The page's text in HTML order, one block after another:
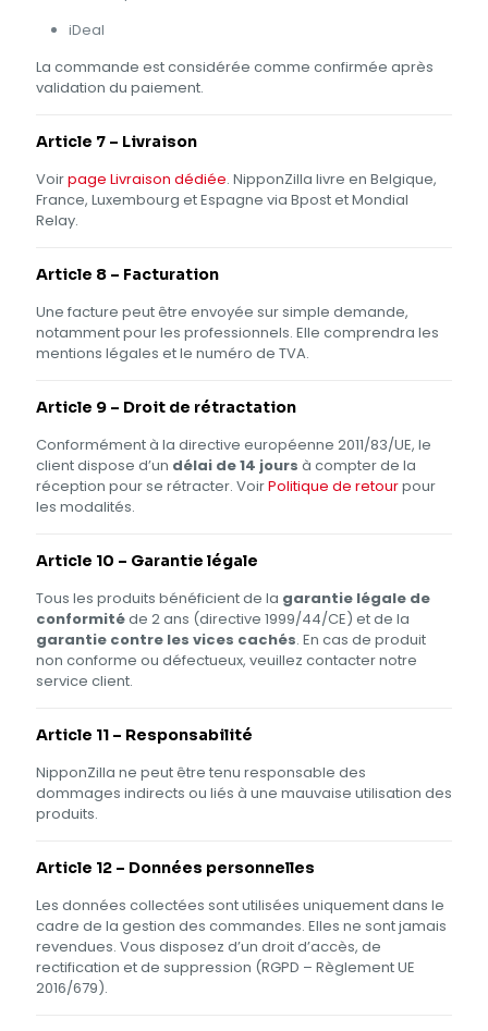
iDeal
La commande est considérée comme confirmée après
validation du paiement.
Article 7 – Livraison
Voirpage Livraison dédiée. NipponZilla livre en Belgique,
France, Luxembourg et Espagne via Bpost et Mondial
Relay.
Article 8 – Facturation
Une facture peut être envoyée sur simple demande,
notamment pour les professionnels. Elle comprendra les
mentions légales et le numéro de TVA.
Article 9 – Droit de rétractation
Conformément à la directive européenne 2011/83/UE, le
client dispose d’un délai de 14 jours à compter de la
réception pour se rétracter. VoirPolitique de retourpour
les modalités.
Article 10 – Garantie légale
Tous les produits bénéficient de la garantie légale de
conformitéde 2 ans (directive 1999/44/CE) et de la
garantie contre les vices cachés. En cas de produit
non conforme ou défectueux, veuillez contacter notre
service client.
Article 11 – Responsabilité
NipponZilla ne peut être tenu responsable des
dommages indirects ou liés à une mauvaise utilisation des
produits.
Article 12 – Données personnelles
Les données collectées sont utilisées uniquement dans le
cadre de la gestion des commandes. Elles ne sont jamais
revendues. Vous disposez d’un droit d’accès, de
rectification et de suppression (RGPD – Règlement UE
2016/679).